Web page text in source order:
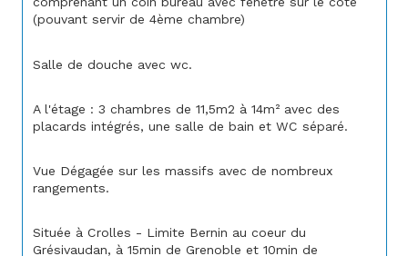
(pouvant servir de 4ème chambre)
Salle de douche avec wc.
A l'étage : 3 chambres de 11,5m2 à 14m² avec des
placards intégrés, une salle de bain et WC séparé.
Vue Dégagée sur les massifs avec de nombreux
rangements.
Située à Crolles - Limite Bernin au coeur du
Grésivaudan, à 15min de Grenoble et 10min de